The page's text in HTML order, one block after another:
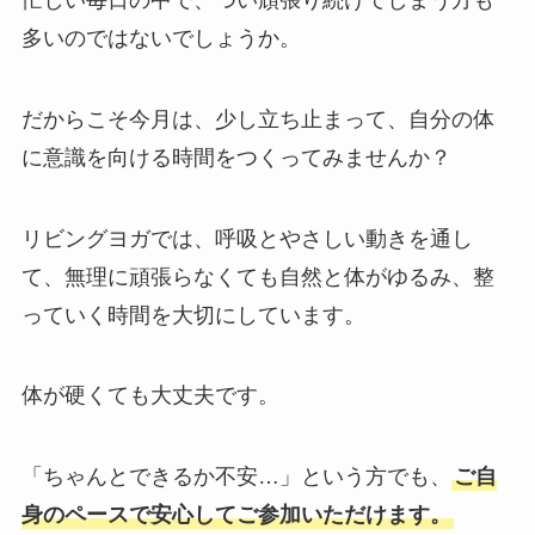
多いのではないでしょうか。
だからこそ今月は、少し立ち止まって、自分の体
に意識を向ける時間をつくってみませんか？
リビングヨガでは、呼吸とやさしい動きを通し
て、無理に頑張らなくても自然と体がゆるみ、整
っていく時間を大切にしています。
体が硬くても大丈夫です。
「ちゃんとできるか不安…」という方でも、 ご自
身のペースで安心してご参加いただけます。